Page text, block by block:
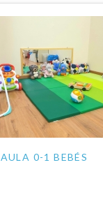
AULA 0-1 BEBÉS